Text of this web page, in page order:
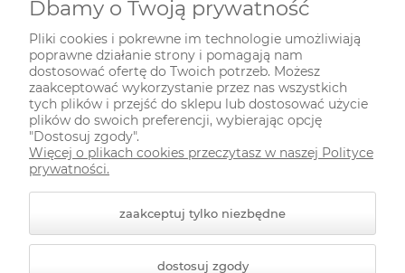
INFORMACJE
ODWIEDŹ NAS NA
Dbamy o Twoją prywatność
Pliki cookies i pokrewne im technologie umożliwiają
poprawne działanie strony i pomagają nam
dostosować ofertę do Twoich potrzeb. Możesz
zaakceptować wykorzystanie przez nas wszystkich
tych plików i przejść do sklepu lub dostosować użycie
plików do swoich preferencji, wybierając opcję
"Dostosuj zgody".
Więcej o plikach cookies przeczytasz w naszej Polityce
prywatności.
zaakceptuj tylko niezbędne
dostosuj zgody